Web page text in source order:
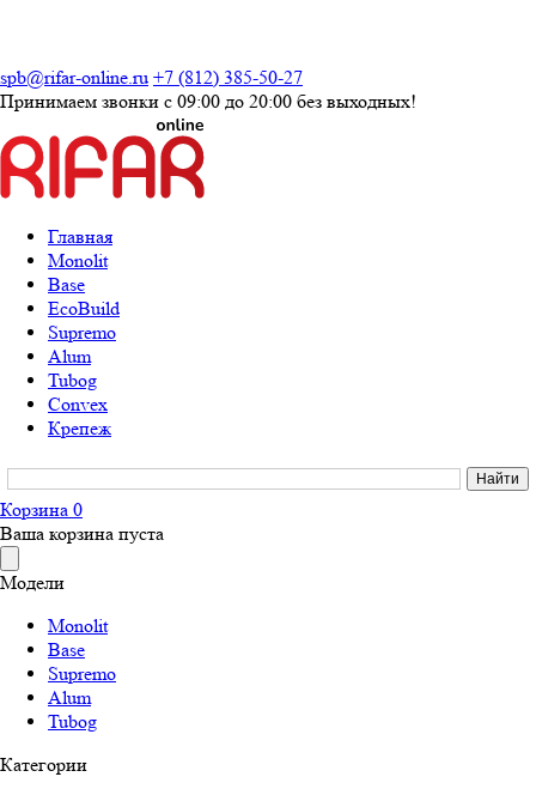
spb@rifar-online.ru +7 (812) 385-50-27
Принимаем звонки с 09:00 до 20:00 без выходных!
Главная
Monolit
Base
EcoBuild
Supremo
Alum
Tubog
Convex
Крепеж
Корзина 0
Ваша корзина пуста
Модели
Monolit
Base
Supremo
Alum
Tubog
Категории